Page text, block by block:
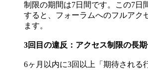
制限の期間は7日間です。この7日
すると、フォーラムへのフルアク
ます。
3回目の違反：アクセス制限の長
6ヶ月以内に3回以上「期待される